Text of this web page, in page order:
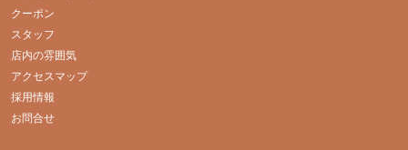
クーポン
スタッフ
店内の雰囲気
アクセスマップ
採用情報
お問合せ